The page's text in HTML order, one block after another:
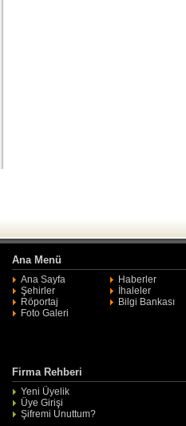
Ana Menü
Ana Sayfa Haberler
Şehirler
İhaleler
Röportaj
Bilgi Bankası
Foto Galeri
Firma Rehberi
Yeni Üyelik
Üye Girişi
Şifremi Unuttum?